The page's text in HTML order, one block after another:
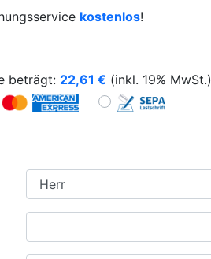
kostenlos!
beträgt: 22,61 € (inkl. 19% MwSt.)